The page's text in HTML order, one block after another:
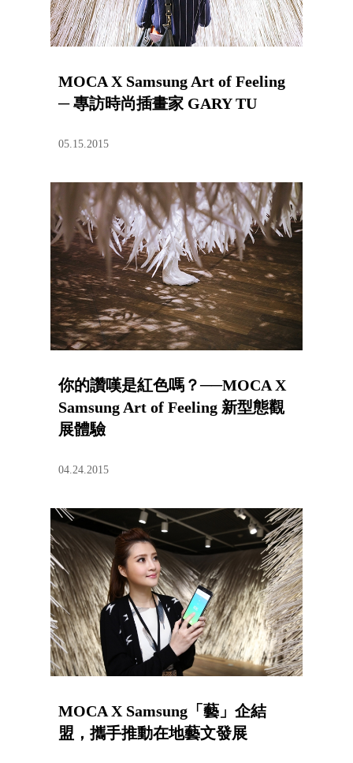
MOCA X Samsung Art of Feeling
─ 專訪時尚插畫家 GARY TU
05.15.2015
你的讚嘆是紅色嗎？──MOCA X
Samsung Art of Feeling 新型態觀
展體驗
04.24.2015
MOCA X Samsung「藝」企結
盟，攜手推動在地藝文發展